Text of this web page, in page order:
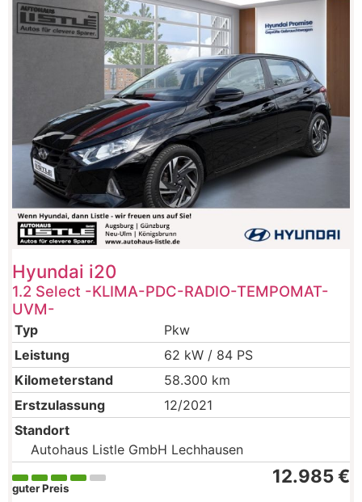
Hyundai i20
1.2 Select -KLIMA-PDC-RADIO-TEMPOMAT-
UVM-
Typ
Pkw
Leistung
62 kW / 84 PS
Kilometerstand
58.300 km
Erstzulassung
12/2021
Standort
Autohaus Listle GmbH Lechhausen
12.985 €
guter Preis